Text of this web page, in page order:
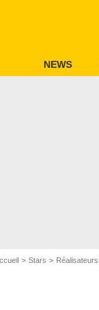
NEWS
Stars Réalisateurs